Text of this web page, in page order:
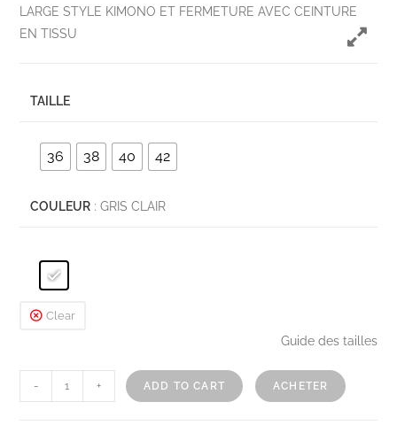
LARGE STYLE KIMONO ET FERMETURE AVEC CEINTURE
EN TISSU
TAILLE
36 38 40 42
COULEUR : GRIS CLAIR
Clear
Guide des tailles
- + ADD TO CART ACHETER